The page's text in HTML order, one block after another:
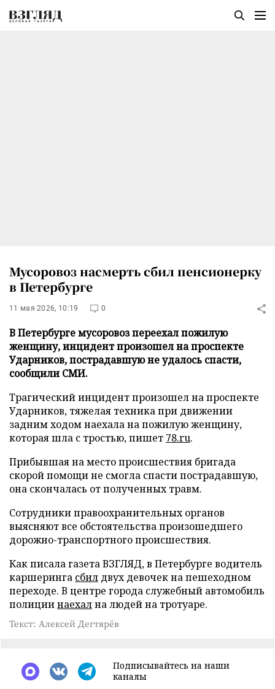
Мусоровоз насмерть сбил пенсионерку
в Петербурге
11 мая 2026, 10:19 0
В Петербурге мусоровоз переехал пожилую
женщину, инцидент произошел на проспекте
Ударников, пострадавшую не удалось спасти,
сообщили СМИ.
Трагический инцидент произошел на проспекте
Ударников, тяжелая техника при движении
задним ходом наехала на пожилую женщину,
которая шла с тростью, пишет 78.ru.
Прибывшая на место происшествия бригада
скорой помощи не смогла спасти пострадавшую,
она скончалась от полученных травм.
Сотрудники правоохранительных органов
выясняют все обстоятельства произошедшего
дорожно-транспортного происшествия.
Как писала газета ВЗГЛЯД, в Петербурге водитель
каршеринга сбил двух девочек на пешеходном
переходе. В центре города служебный автомобиль
полициинаехална людей на тротуаре.
Текст: Алексей Дегтярёв
Подписывайтесь на наши
каналы